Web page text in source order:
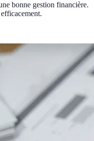
bonne gestion financière.